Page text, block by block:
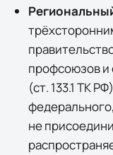
профсоюзов и
(ст. 133.1 ТК
не